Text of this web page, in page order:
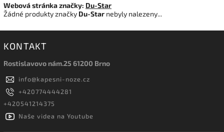
Webová stránka značky: Du-Star
Žádné produkty značky Du-Star nebyly nalezeny...
KONTAKT
Rostislavovo nám.25 61200 Brno
info@kapesni-noze.cz
+420774444281
+420541214375
Naše videa na Youtube